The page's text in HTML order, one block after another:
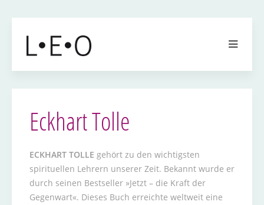
Eckhart Tolle
ECKHART TOLLE gehört zu den wichtigsten
spirituellen Lehrern unserer Zeit. Bekannt wurde er
durch seinen Bestseller »Jetzt – die Kraft der
Gegenwart«. Dieses Buch erreichte weltweit eine